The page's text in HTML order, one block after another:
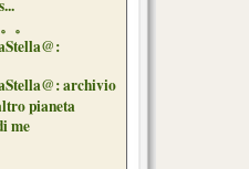
。
archivio
pianeta
me